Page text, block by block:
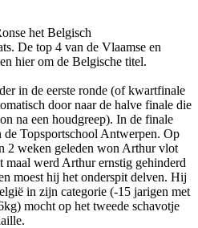
het Belgisch
De top 4 van de Vlaamse en
hier om de Belgische titel.
in de eerste ronde (of kwartfinale
door naar de halve finale die
na een houdgreep). In de finale
Topsportschool Antwerpen. Op
2 weken geleden won Arthur vlot
maal werd Arthur ernstig gehinderd
moest hij het onderspit delven. Hij
in zijn categorie (-15 jarigen met
mocht op het tweede schavotje